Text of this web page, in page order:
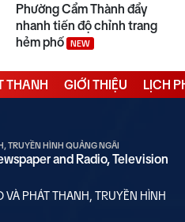
Phường Cẩm Thành đẩy
nhanh tiến độ chỉnh trang
hẻm phố
NEW
THANH GIỚI THIỆU LỊCH
TRUYỀN HÌNH QUẢNG NGÃI
and Radio, Television
PHÁT THANH, TRUYỀN HÌNH